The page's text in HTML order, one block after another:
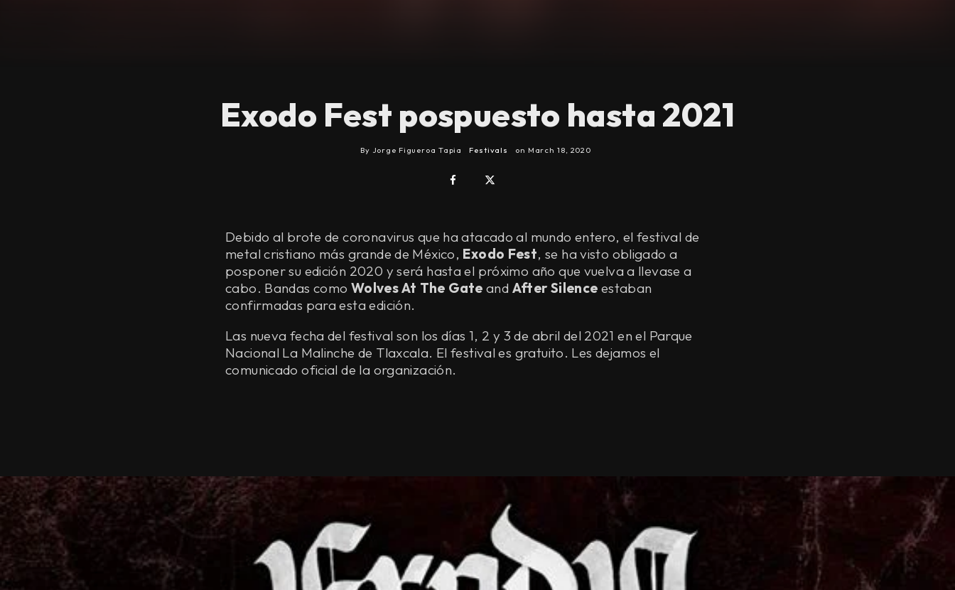
Exodo Fest pospuesto hasta 2021
By Jorge Figueroa Tapia Festivals on March 18, 2020
Debido al brote de coronavirus que ha atacado al mundo entero, el festival de
metal cristiano más grande de México, Exodo Fest, se ha visto obligado a
posponer su edición 2020 y será hasta el próximo año que vuelva a llevase a
cabo. Bandas como Wolves At The Gate and After Silence estaban
confirmadas para esta edición.
Las nueva fecha del festival son los días 1, 2 y 3 de abril del 2021 en el Parque
Nacional La Malinche de Tlaxcala. El festival es gratuito. Les dejamos el
comunicado oficial de la organización.